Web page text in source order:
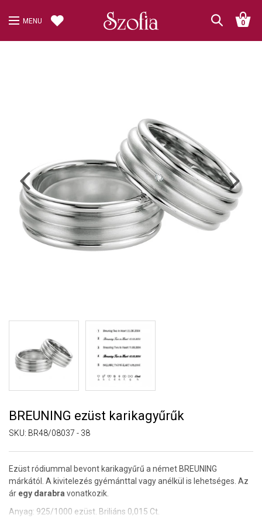
MENU 0
BREUNING ezüst karikagyűrűk
SKU: BR48/08037 - 38
Ezüst ródiummal bevont karikagyűrű a német BREUNING
márkától. A kivitelezés gyémánttal vagy anélkül is lehetséges. Az
ár egy darabra vonatkozik.
Anyag: 925/1000 ezüst. Briliáns 0,015 Ct.